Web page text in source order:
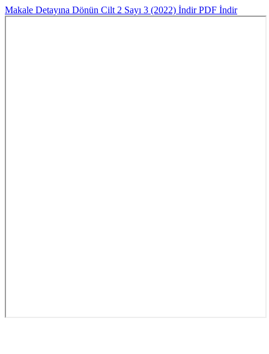
Makale Detayına Dönün Cilt 2 Sayı 3 (2022) İndirPDF İndir